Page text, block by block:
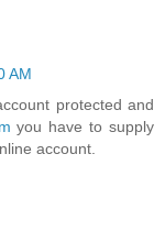
AM
protected and
you have to supply
account.